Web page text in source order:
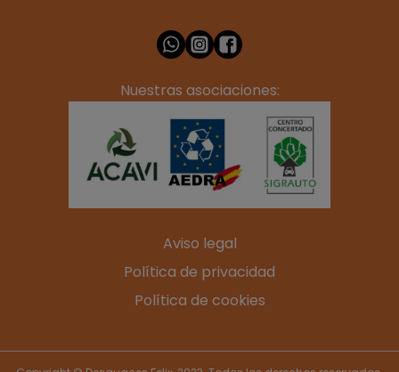
Nuestras asociaciones:
Aviso legal
Política de privacidad
Política de cookies